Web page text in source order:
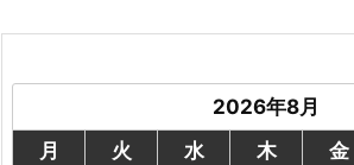
2026年8月
月
火 水 木 金